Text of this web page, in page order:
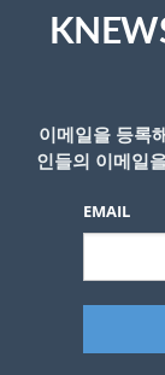
이름
이메일을 등록
인들의 이메일
EMAIL